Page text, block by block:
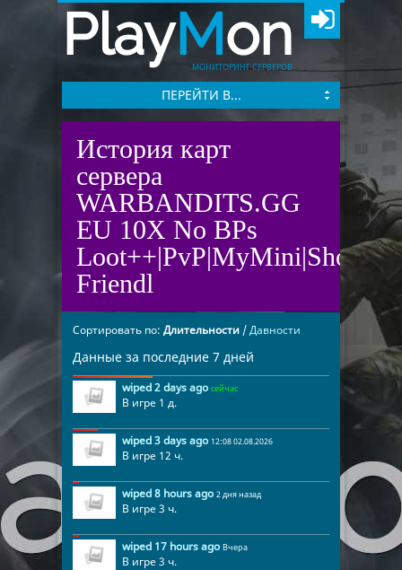
PlayMon
МОНИТОРИНГ СЕРВЕРОВ
ПЕРЕЙТИ В...
История карт
сервера
WARBANDITS.GG
EU 10X No BPs
Friendl
Сортировать по: Длительности /Давности
Данные за последние 7 дней
wiped 2 days ago сейчас
В игре 1 д.
wiped 3 days ago 12:08 02.08.2026
В игре 12 ч.
wiped 8 hours ago 2 дня назад
В игре 3 ч.
wiped 17 hours ago Вчера
В игре 3 ч.